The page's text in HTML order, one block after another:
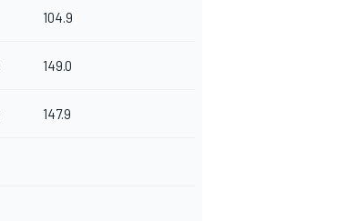
104.9
149.0
147.9